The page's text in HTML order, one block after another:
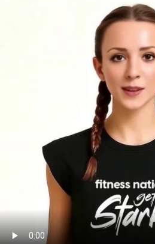
Coaching
Persönlicher Coaching-Chat, 100
% individuell auf den Nutzer
zugeschnitten, mit Zugriff auf
Trainingsdaten für optimale
Unterstützung.